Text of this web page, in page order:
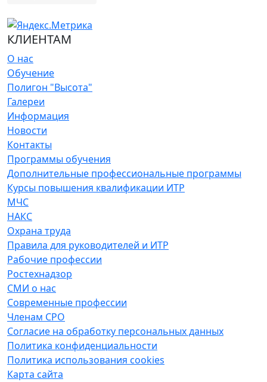
КЛИЕНТАМ
О нас
Обучение
Полигон "Высота"
Галереи
Информация
Новости
Контакты
Программы обучения
Дополнительные профессиональные программы
Курсы повышения квалификации ИТР
МЧС
НАКС
Охрана труда
Правила для руководителей и ИТР
Рабочие профессии
Ростехнадзор
СМИ о нас
Современные профессии
Членам СРО
Согласие на обработку персональных данных
Политика конфиденциальности
Политика использования cookies
Карта сайта